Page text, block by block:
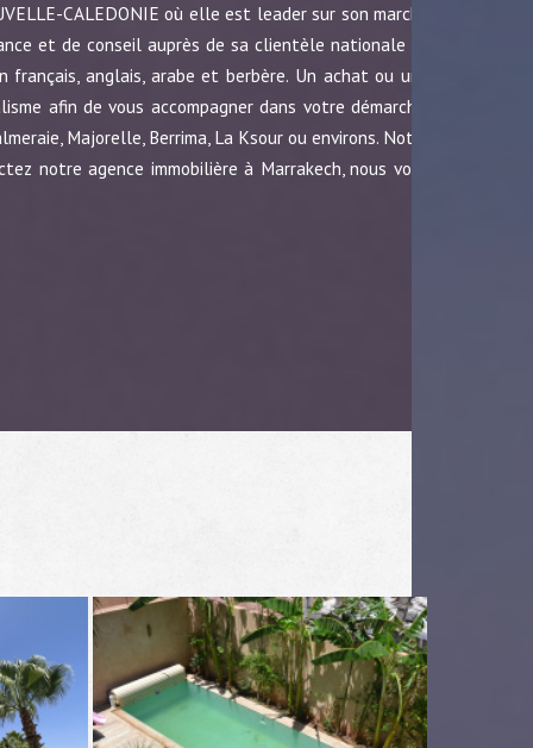
CALEDONIE où elle est leader sur son marché
et de conseil auprès de sa clientèle nationale et
anglais, arabe et berbère. Un achat ou une
afin de vous accompagner dans votre démarche.
Majorelle, Berrima, La Ksour ou environs. Notre
notre agence immobilière à Marrakech, nous vous